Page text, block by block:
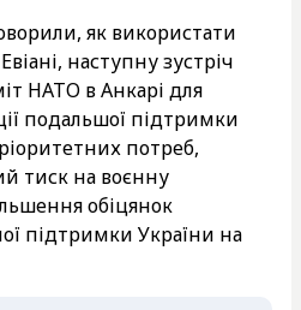
як використати
наступну зустріч
НАТО в Анкарі для
подальшої підтримки
потреб,
тиск на воєнну
обіцянок
підтримки України на